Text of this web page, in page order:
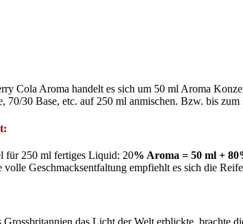
Cola Aroma handelt es sich um 50 ml Aroma
70/30 Base, etc. auf 250 ml anmischen. Bzw. bis zum
für 250 ml fertiges Liquid: 20% Aroma = 50 ml +
Geschmacksentfaltung empfiehlt es sich die
das Licht der Welt erblickte, brachte